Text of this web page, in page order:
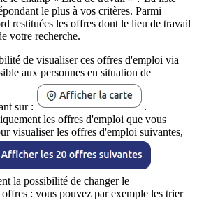
le plus à vos critères. Parmi
restituées les offres dont le lieu de travail
votre recherche.
de visualiser ces offres d'emploi via
aux personnes en situation de
sur :
.
les offres d'emploi que vous
visualiser les offres d'emploi suivantes,
la possibilité de changer le
offres : vous pouvez par exemple les trier